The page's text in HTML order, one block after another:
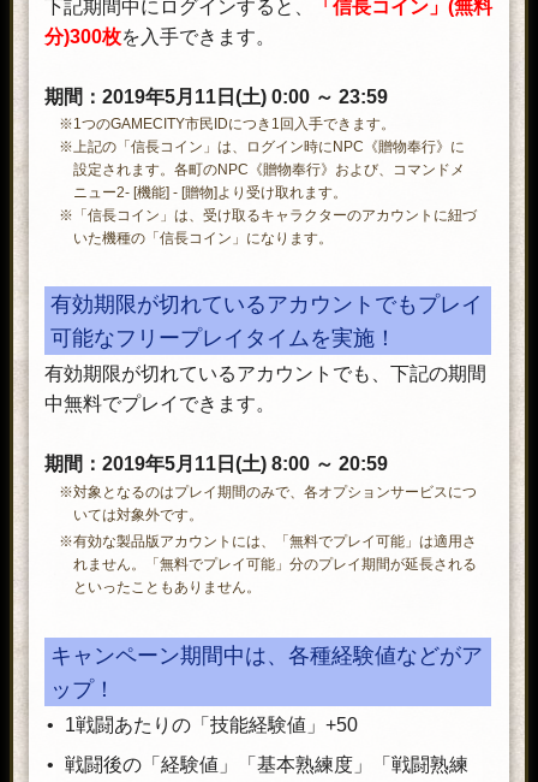
下記期間中にログインすると、
「信長コイン」(無料
分)300枚を入手できます。
期間：2019年5月11日(土) 0:00 ～ 23:59
※1つのGAMECITY市民IDにつき1回入手できます。
※上記の「信長コイン」は、ログイン時にNPC《贈物奉行》に
設定されます。各町のNPC《贈物奉行》および、コマンドメ
ニュー2- [機能] - [贈物]より受け取れます。
※「信長コイン」は、受け取るキャラクターのアカウントに紐づ
いた機種の「信長コイン」になります。
有効期限が切れているアカウントでもプレイ
可能なフリープレイタイムを実施！
有効期限が切れているアカウントでも、下記の期間
中無料でプレイできます。
期間：2019年5月11日(土) 8:00 ～ 20:59
※対象となるのはプレイ期間のみで、各オプションサービスにつ
いては対象外です。
※有効な製品版アカウントには、「無料でプレイ可能」は適用さ
れません。「無料でプレイ可能」分のプレイ期間が延長される
といったこともありません。
キャンペーン期間中は、各種経験値などがア
ップ！
1戦闘あたりの「技能経験値」+50
戦闘後の「経験値」「基本熟練度」「戦闘熟練